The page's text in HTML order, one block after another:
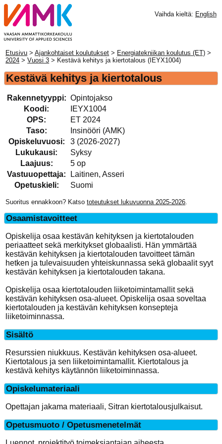
Vaihda kieltä: English
Etusivu >Ajankohtaiset koulutukset > Energiatekniikan koulutus (ET) >
2024 >Vuosi 3 > Kestävä kehitys ja kiertotalous (IEYX1004)
Kestävä kehitys ja kiertotalous
Rakennetyyppi: Opintojakso
Koodi:
IEYX1004
OPS:
ET 2024
Taso:
Insinööri (AMK)
Opiskeluvuosi:
3 (2026-2027)
Lukukausi:
Syksy
Laajuus:
5 op
Vastuuopettaja:
Laitinen, Asseri
Opetuskieli:
Suomi
Suoritus ennakkoon? Katsototeutukset lukuvuonna 2025-2026
Osaamistavoitteet
Opiskelija osaa kestävän kehityksen ja kiertotalouden
periaatteet sekä merkitykset globaalisti. Hän ymmärtää
kestävän kehityksen ja kiertotalouden tavoitteet tämän
hetken ja tulevaisuuden yhteiskunnassa sekä globaalit syyt
kestävän kehityksen ja kiertotalouden takana.
Opiskelija osaa kiertotalouden liiketoimintamallit sekä
kestävän kehityksen osa-alueet. Opiskelija osaa soveltaa
kiertotalouden ja kestävän kehityksen konsepteja
liiketoiminnassa.
Sisältö
Resurssien niukkuus. Kestävän kehityksen osa-alueet.
Kiertotalous ja sen liiketoimintamallit. Kiertotalous ja
kestävä kehitys käytännön liiketoiminnassa.
Opiskelumateriaali
Opettajan jakama materiaali, Sitran kiertotalousjulkaisut.
Opetusmuoto / Opetusmenetelmät